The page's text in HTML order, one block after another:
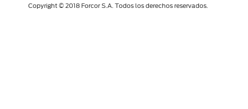
Copyright © 2018 Forcor S.A. Todos los derechos reservados.